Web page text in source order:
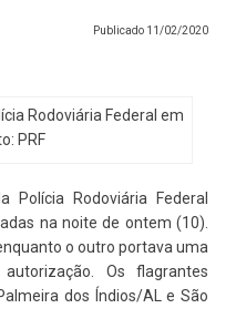
Publicado 11/02/2020
Rodoviária Federal em
PRF
Polícia Rodoviária Federal
na noite de ontem (10).
o outro portava uma
Os flagrantes
dos Índios/AL e São